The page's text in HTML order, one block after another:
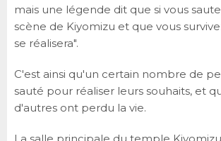
mais une légende dit que si vous
scène de Kiyomizu et que vous
se réalisera".
C'est ainsi qu'un certain nombre de
sauté pour réaliser leurs souhaits, et
d'autres ont perdu la vie.